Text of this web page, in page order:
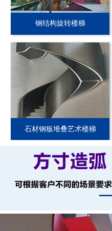
钢结构旋转楼梯
石材钢板堆叠艺术楼梯